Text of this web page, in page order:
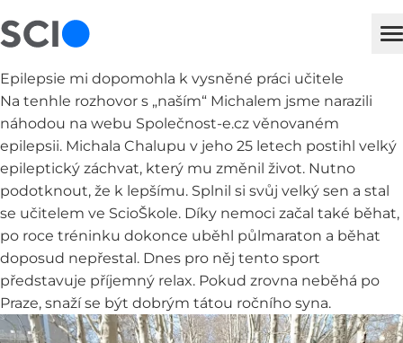
Epilepsie mi dopomohla k vysněné práci učitele
Na tenhle rozhovor s „naším“ Michalem jsme narazili
náhodou na webu Společnost-e.cz věnovaném
epilepsii. Michala Chalupu v jeho 25 letech postihl velký
epileptický záchvat, který mu změnil život. Nutno
podotknout, že k lepšímu. Splnil si svůj velký sen a stal
se učitelem ve ScioŠkole. Díky nemoci začal také běhat,
po roce tréninku dokonce uběhl půlmaraton a běhat
doposud nepřestal. Dnes pro něj tento sport
představuje příjemný relax. Pokud zrovna neběhá po
Praze, snaží se být dobrým tátou ročního syna.